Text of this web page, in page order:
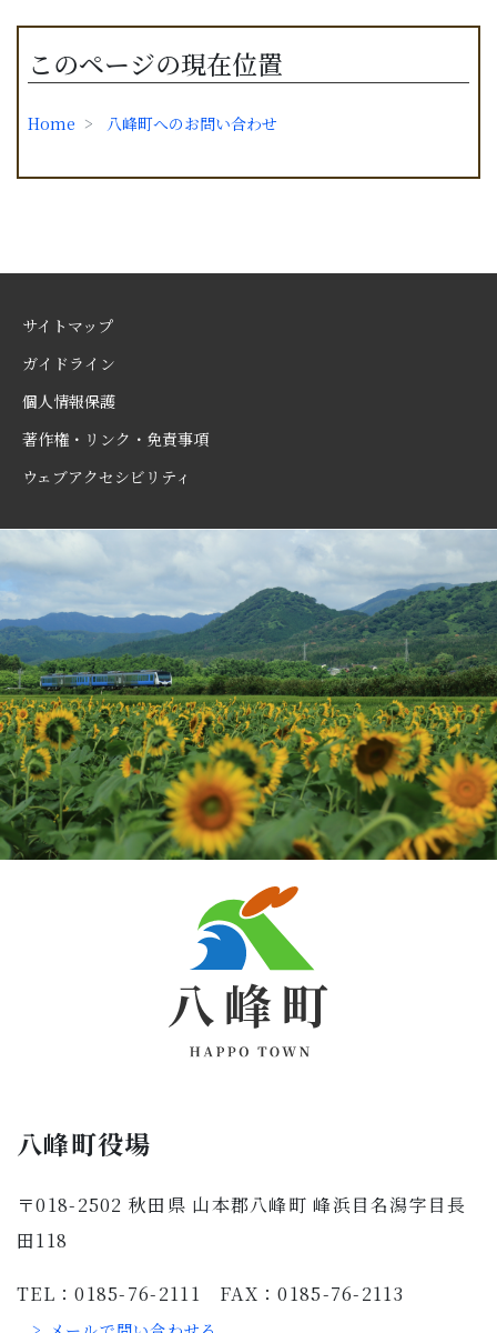
このページの現在位置
Home 八峰町へのお問い合わせ
サイトマップ
ガイドライン
個人情報保護
著作権・リンク・免責事項
ウェブアクセシビリティ
八峰町役場
〒018-2502 秋田県 山本郡八峰町 峰浜目名潟字目長
田118
TEL：0185-76-2111 FAX：0185-76-2113